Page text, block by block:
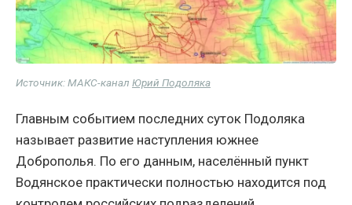
Источник: МАКС-канал Юрий Подоляка
Главным событием последних суток Подоляка
называет развитие наступления южнее
Доброполья. По его данным, населённый пункт
Водянское практически полностью находится под